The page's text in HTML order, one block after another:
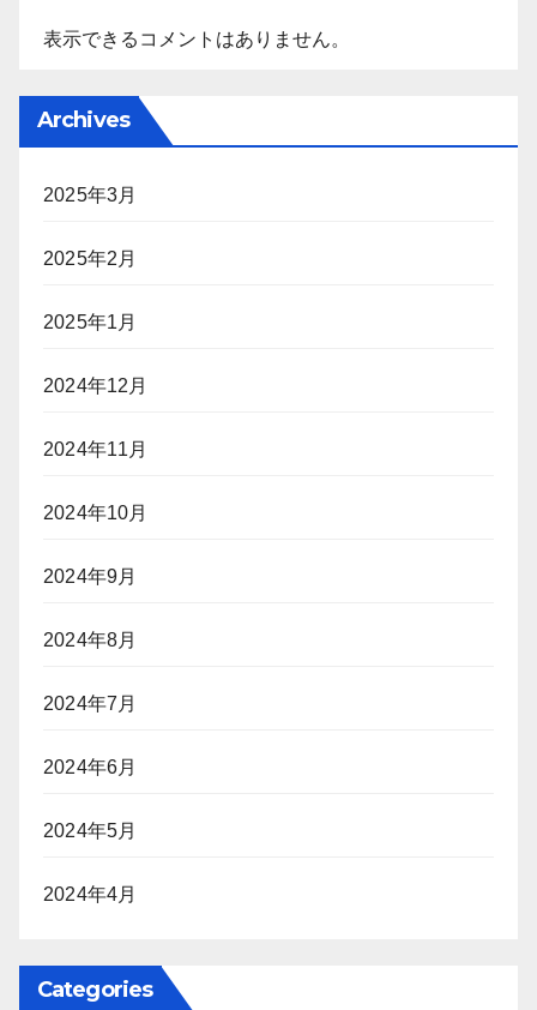
表示できるコメントはありません。
Archives
2025年3月
2025年2月
2025年1月
2024年12月
2024年11月
2024年10月
2024年9月
2024年8月
2024年7月
2024年6月
2024年5月
2024年4月
Categories